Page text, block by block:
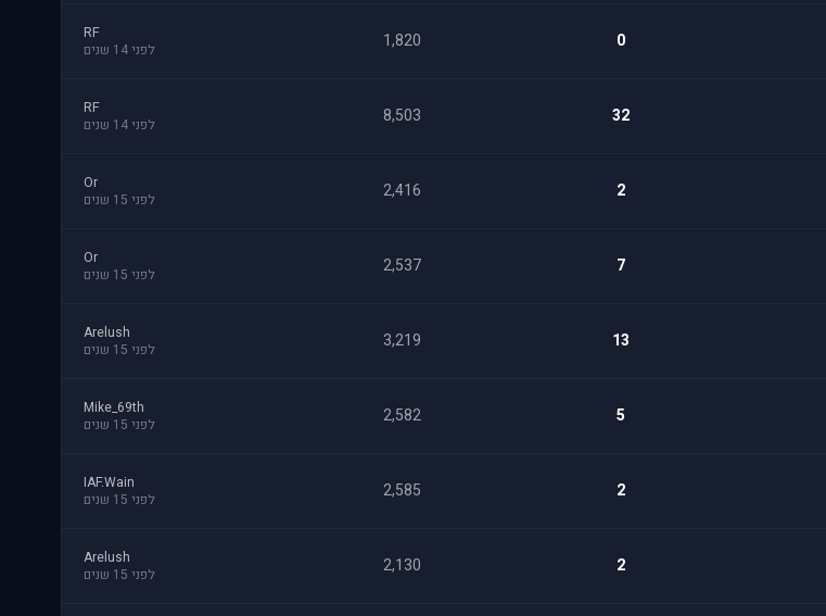
0
1,820
RF
לפני 14 שנים
32
8,503
RF
לפני 14 שנים
2
2,416
Or
לפני 15 שנים
7
2,537
Or
לפני 15 שנים
13
3,219
Arelush
לפני 15 שנים
5
2,582
Mike_69th
לפני 15 שנים
2
2,585
IAF.Wain
לפני 15 שנים
2
2,130
Arelush
לפני 15 שנים